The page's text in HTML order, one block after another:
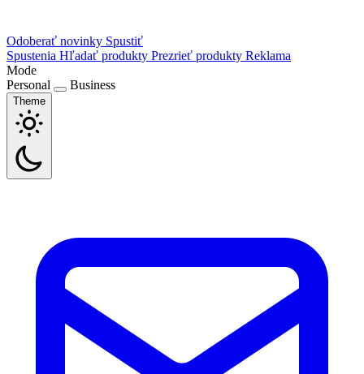
Odoberať novinky Spustiť
Spustenia Hľadať produkty Prezrieť produkty Reklama
Mode
Personal
Business
Theme